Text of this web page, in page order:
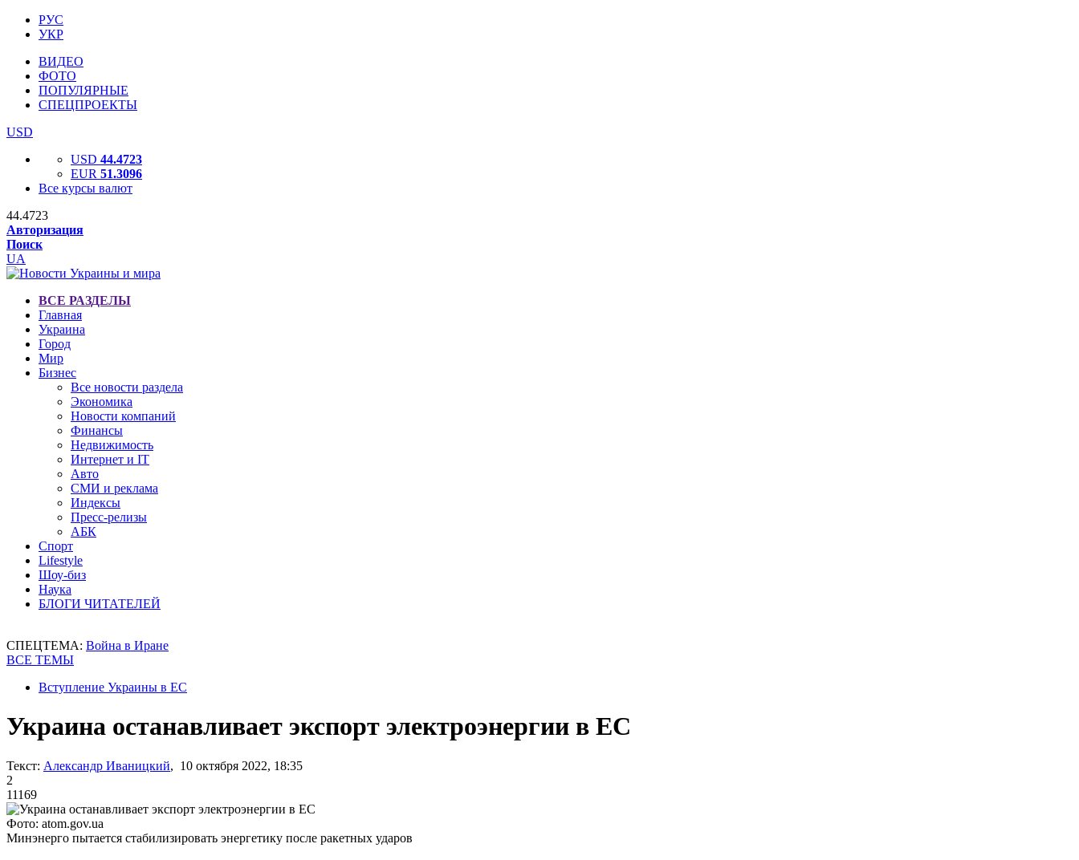
РУС
УКР
ВИДЕО
ФОТО
ПОПУЛЯРНЫЕ
СПЕЦПРОЕКТЫ
USD
USD 44.4723
EUR 51.3096
Все курсы валют
44.4723
Авторизация
Поиск
UA
ВСЕ РАЗДЕЛЫ
Главная
Украина
Город
Мир
Бизнес
Все новости раздела
Экономика
Новости компаний
Финансы
Недвижимость
Интернет и IT
Авто
СМИ и реклама
Индексы
Пресс-релизы
АБК
Спорт
Lifestyle
Шоу-биз
Наука
БЛОГИ ЧИТАТЕЛЕЙ
СПЕЦТЕМА: Война в Иране
ВСЕ ТЕМЫ
Вступление Украины в ЕС
Украина останавливает экспорт электроэнергии в ЕС
Текст: Александр Иваницкий, 10 октября 2022, 18:35
2
11169
Фото: atom.gov.ua
Минэнерго пытается стабилизировать энергетику после ракетных ударов